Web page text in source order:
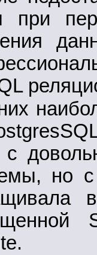
при
с
но